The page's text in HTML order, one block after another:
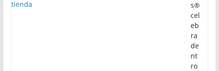
s®
cel
eb
ra
de
nt
ro